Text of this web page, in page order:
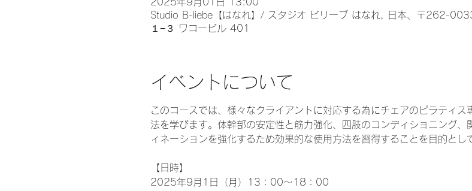
Studio B-liebe【はなれ】/ スタジオ ビリーブ はなれ, 日本、〒262-
１−３ ワコービル 401
イベントについて
このコースでは、様々なクライアントに対応する為にチェアのピラティ
法を学びます。体幹部の安定性と筋力強化、四肢のコンディショニング
ィネーションを強化するため効果的な使用方法を習得することを目的とし
【日時】
2025年9月1日（月）13：00～18：00